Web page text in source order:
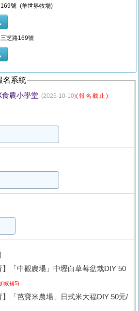
號 (羊世界牧場)
芝路169號
名系統
農小學堂 (2025-10-10)(報名截止)
】「中觀農場」中壢白草莓盆栽DIY 50
候補5)
】「芭寶米農場」日式米大福DIY 50元/